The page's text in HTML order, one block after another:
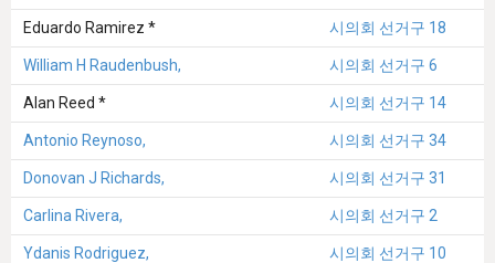
Eduardo Ramirez * 시의회 선거구 18
William H Raudenbush, 시의회 선거구 6
Alan Reed * 시의회 선거구 14
Antonio Reynoso, 시의회 선거구 34
Donovan J Richards, 시의회 선거구 31
Carlina Rivera, 시의회 선거구 2
Ydanis Rodriguez, 시의회 선거구 10